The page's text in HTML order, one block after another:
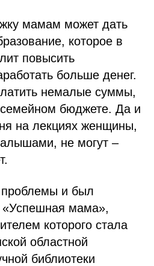
мамам может дать
которое в
повысить
больше денег.
немалые суммы,
семейном бюджете. Да и
на лекциях женщины,
не могут –
и был
«Успешная мама»,
которого стала
областной
библиотеки